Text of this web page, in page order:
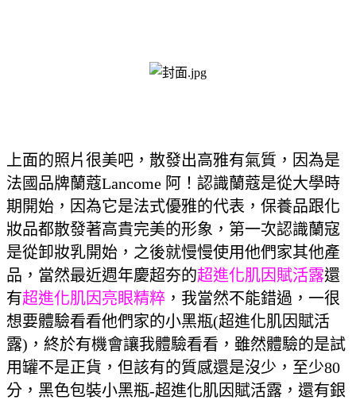
上面的照片很美吧，散發出高雅有氣質，因為是
法國品牌蘭蔻Lancome 阿！認識蘭蔻是從大學時
期開始，因為它是法式優雅的代表，保養品跟化
妝品都散發著高貴完美的形象，第一次認識蘭寇
是從卸妝乳開始，之後就慢慢使用他們家其他產
品，當然最近週年慶超夯的超進化肌因賦活露還
有超進化肌因亮眼精粹 ，我當然不能錯過，一很
想要體驗看看他們家的小黑瓶(超進化肌因賦活
露)，終於有機會讓我體驗看看，雖然體驗的是試
用罐不是正貨，但該有的質感還是沒少，至少80
分，黑色包裝小黑瓶-超進化肌因賦活露，還有銀